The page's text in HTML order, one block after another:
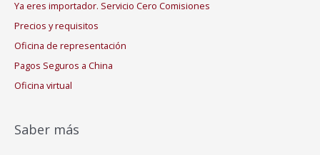
Ya eres importador. Servicio Cero Comisiones
Precios y requisitos
Oficina de representación
Pagos Seguros a China
Oficina virtual
Saber más